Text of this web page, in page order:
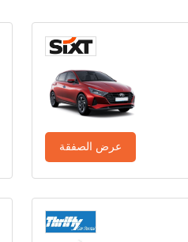
عرض الصفقة